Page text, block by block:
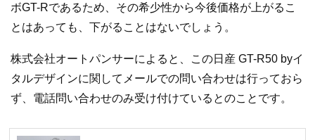
ボGT-Rであるため、その希少性から今後価格が上がるこ
とはあっても、下がることはないでしょう。
株式会社オートパンサーによると、この日産 GT-R50 byイ
タルデザインに関してメールでの問い合わせは行っておら
ず、電話問い合わせのみ受け付けているとのことです。